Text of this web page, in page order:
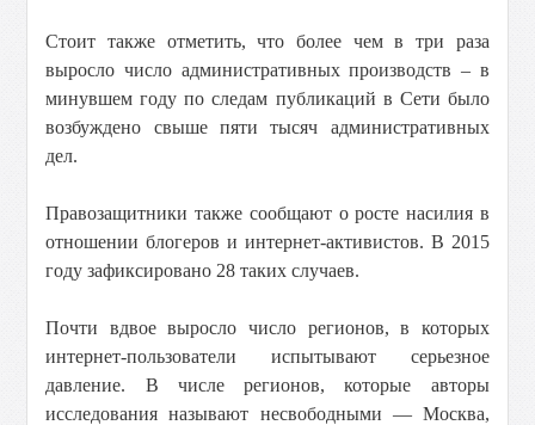
Стоит также отметить, что более чем в три раза
выросло число административных производств – в
минувшем году по следам публикаций в Сети было
возбуждено свыше пяти тысяч административных
дел.
Правозащитники также сообщают о росте насилия в
отношении блогеров и интернет-активистов. В 2015
году зафиксировано 28 таких случаев.
Почти вдвое выросло число регионов, в которых
интернет-пользователи испытывают серьезное
давление. В числе регионов, которые авторы
исследования называют несвободными — Москва,